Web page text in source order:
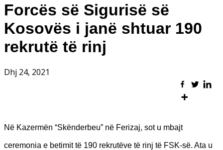
Forcës së Sigurisë së
Kosovës i janë shtuar 190
rekrutë të rinj
Dhj 24, 2021
Në Kazermën “Skënderbeu” në Ferizaj, sot u mbajt
ceremonia e betimit të 190 rekrutëve të rinj të FSK-së. Ata u